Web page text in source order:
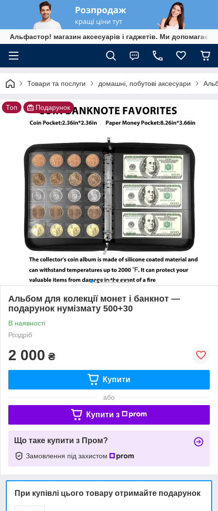
Альфастор! магазин аксесуарів і гаджетів. Ми
Товари та послуги домашні, побутові аксесуари
Топ Подарунок
Альбом для колекції монет і банкнот —
подарунок нумізмату 500+30
В наявності
Роздріб
2 000 ₴
Купити
або
Купити з
Що таке купити з Пром?
Замовлення під захистом
При купівлі цього товару отримайте подарунок